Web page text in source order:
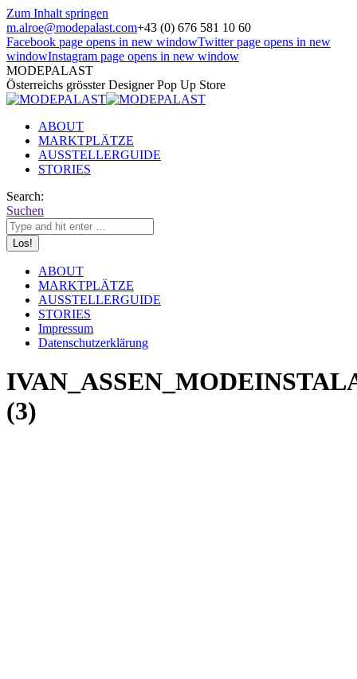
Zum Inhalt springen
m.alroe@modepalast.com+43 (0) 676 581 10 60
Facebook page opens in new windowTwitter page opens in new
windowInstagram page opens in new window
MODEPALAST
Österreichs grösster Designer Pop Up Store
ABOUT
MARKTPLÄTZE
AUSSTELLERGUIDE
STORIES
Search:
Suchen
ABOUT
MARKTPLÄTZE
AUSSTELLERGUIDE
STORIES
Impressum
Datenschutzerklärung
(3)